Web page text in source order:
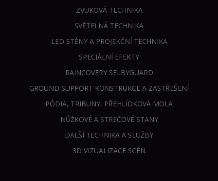
ZVUKOVÁ TECHNIKA
SVĚTELNÁ TECHNIKA
LED STĚNY A PROJEKČNÍ TECHNIKA
SPECIÁLNÍ EFEKTY
RAINCOVERY SELBYGUARD
GROUND SUPPORT KONSTRUKCE A ZASTŘEŠENÍ
PÓDIA, TRIBUNY, PŘEHLÍDKOVÁ MOLA
NŮŽKOVÉ A STREČOVÉ STANY
DALŠÍ TECHNIKA A SLUŽBY
3D VIZUALIZACE SCÉN